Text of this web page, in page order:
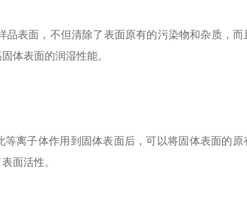
表面，不但清除了表面原有的污染物和杂质，而
体表面的润湿性能。
离子体作用到固体表面后，可以将固体表面的原
面活性。